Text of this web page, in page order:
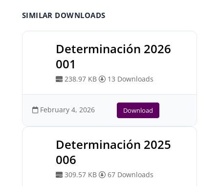
SIMILAR DOWNLOADS
Determinación 2026
001
238.97 KB 13 Downloads
February 4, 2026 Download
Determinación 2025
006
309.57 KB 67 Downloads